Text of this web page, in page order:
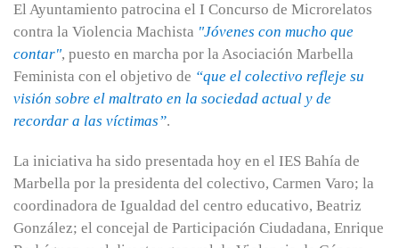
El Ayuntamiento patrocina el I Concurso de Microrelatos
contra la Violencia Machista "Jóvenes con mucho que
contar", puesto en marcha por la Asociación Marbella
Feminista con el objetivo de “que el colectivo refleje su
visión sobre el maltrato en la sociedad actual y de
recordar a las víctimas”.
La iniciativa ha sido presentada hoy en el IES Bahía de
Marbella por la presidenta del colectivo, Carmen Varo; la
coordinadora de Igualdad del centro educativo, Beatriz
González; el concejal de Participación Ciudadana, Enrique